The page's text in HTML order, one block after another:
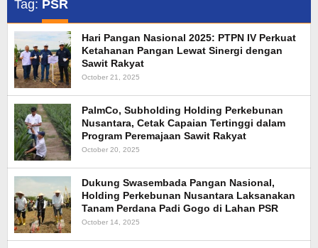
Tag: PSR
Hari Pangan Nasional 2025: PTPN IV Perkuat
Ketahanan Pangan Lewat Sinergi dengan
Sawit Rakyat
October 21, 2025
PalmCo, Subholding Holding Perkebunan
Nusantara, Cetak Capaian Tertinggi dalam
Program Peremajaan Sawit Rakyat
October 20, 2025
Dukung Swasembada Pangan Nasional,
Holding Perkebunan Nusantara Laksanakan
Tanam Perdana Padi Gogo di Lahan PSR
October 14, 2025